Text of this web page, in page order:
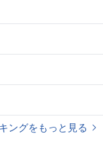
ングをもっと見る